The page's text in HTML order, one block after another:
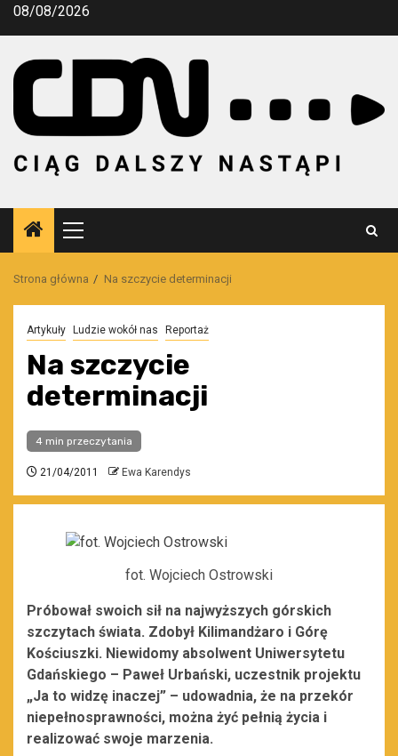
Przejdź
08/08/2026
Menu
główne
Strona główna Na szczycie determinacji
Artykuły Ludzie wokół nas Reportaż
Na szczycie
determinacji
4 min przeczytania
21/04/2011 Ewa Karendys
fot. Wojciech Ostrowski
Próbował swoich sił na najwyższych górskich
szczytach świata. Zdobył Kilimandżaro i Górę
Kościuszki. Niewidomy absolwent Uniwersytetu
Gdańskiego – Paweł Urbański, uczestnik projektu
„Ja to widzę inaczej” – udowadnia, że na przekór
niepełnosprawności, można żyć pełnią życia i
realizować swoje marzenia.